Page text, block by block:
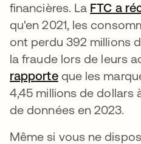
financières. La FTC a
qu'en 2021, les
ont perdu 392 millions
la fraude lors de leurs
rapportes’ouvre dans
que les
4,45 millions de dollars
de données en 2023.
Même si vous ne